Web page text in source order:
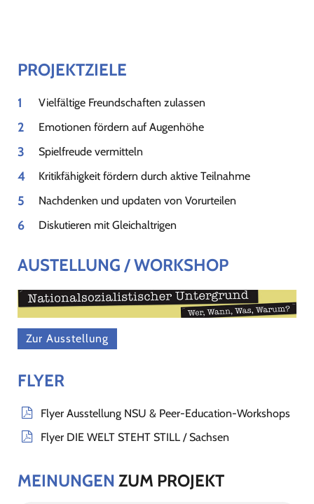
PROJEKTZIELE
Vielfältige Freundschaften zulassen
Emotionen fördern auf Augenhöhe
Spielfreude vermitteln
Kritikfähigkeit fördern durch aktive Teilnahme
Nachdenken und updaten von Vorurteilen
Diskutieren mit Gleichaltrigen
AUSTELLUNG / WORKSHOP
Zur Ausstellung
FLYER
Flyer Ausstellung NSU & Peer-Education-Workshops
Flyer DIE WELT STEHT STILL / Sachsen
MEINUNGEN ZUM PROJEKT